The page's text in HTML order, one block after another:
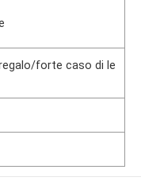
forte caso di le